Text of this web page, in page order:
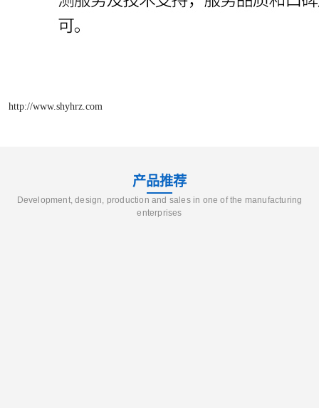
http://www.shyhrz.com
产品推荐
Development, design, production and sales in one of the manufacturing
enterprises